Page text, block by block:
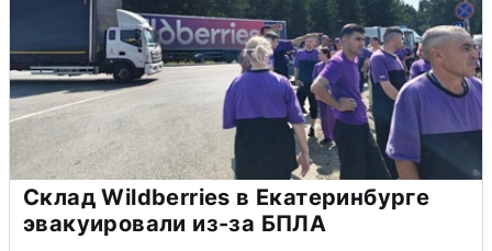
Склад Wildberries в Екатеринбурге
эвакуировали из-за БПЛА